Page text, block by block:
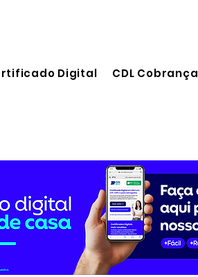
Digital CDL Cobrança
de leitura